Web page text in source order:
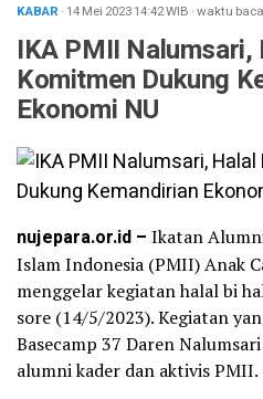
KABAR · 14 Mei 202314:42WIB ·waktu
IKA PMII Nalumsari,
Komitmen Dukung
Ekonomi NU
nujepara.or.id – Ikatan
Islam Indonesia (PMII) Anak
menggelar kegiatan halal bi
sore (14/5/2023). Kegiatan
Basecamp 37 Daren
alumni kader dan aktivis PMII.